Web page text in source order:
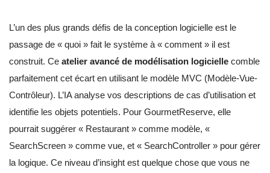
L’un des plus grands défis de la conception logicielle est le
passage de « quoi » fait le système à « comment » il est
construit. Ce atelier avancé de modélisation logicielle comble
parfaitement cet écart en utilisant le modèle MVC (Modèle-Vue-
Contrôleur). L’IA analyse vos descriptions de cas d’utilisation et
identifie les objets potentiels. Pour GourmetReserve, elle
pourrait suggérer « Restaurant » comme modèle, «
SearchScreen » comme vue, et « SearchController » pour gérer
la logique. Ce niveau d’insight est quelque chose que vous ne